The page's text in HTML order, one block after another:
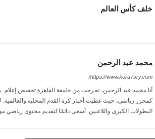
خلف كأس العالم
محمد عبد الرحمن
https://www.kora7sry.com/
كمحرر رياضي، حيث غطيت أخبار كرة القدم المحلية والعالمية.
البطولات الكبرى واللاعبين. أسعى دائمًا لتقديم محتوى رياضي